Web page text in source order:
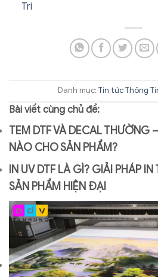
Trí
Danh mục: Tin tứcThông
Bài viết cùng chủ đề:
TEM DTF VÀ DECAL THƯỜNG
NÀO CHO SẢN PHẨM?
IN UV DTF LÀ GÌ? GIẢI PHÁP
SẢN PHẨM HIỆN ĐẠI